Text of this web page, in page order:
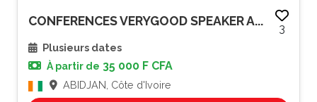
CONFERENCES VERYGOOD SPEAKER A...
3
Plusieurs dates
À partir de 35 000 F CFA
ABIDJAN, Côte d'Ivoire